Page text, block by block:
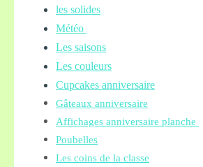
les solides
Météo
Les saisons
Les couleurs
Cupcakes anniversaire
Gâteaux anniversaire
Affichages anniversaire planche
Poubelles
Les coins de la classe